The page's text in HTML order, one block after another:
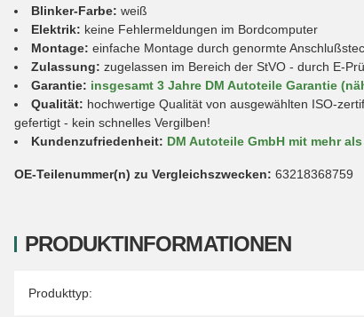
PRODUKTINFORMATIONEN
Produkteigenschaft
Wert
Produkttyp:
Blinker-Farbe: weiß
Elektrik: keine Fehlermeldungen im Bordcomputer
Montage: einfache Montage durch genormte
Zulassung: zugelassen im Bereich der StVO - durch E-
Garantie: insgesamt 3 Jahre DM Autoteile Garantie
Qualität: hochwertige Qualität von ausgewählten ISO-
gefertigt - kein schnelles Vergilben!
Kundenzufriedenheit: DM Autoteile GmbH mit mehr
OE-Teilenummer(n) zu Vergleichszwecken: 63218368759